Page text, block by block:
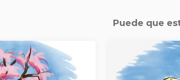
Puede que